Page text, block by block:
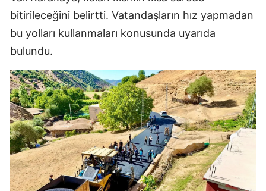
bitirileceğini belirtti. Vatandaşların hız yapmadan
bu yolları kullanmaları konusunda uyarıda
bulundu.